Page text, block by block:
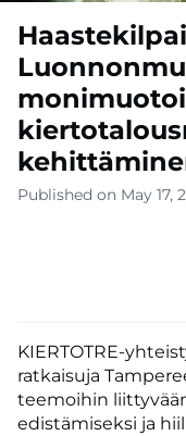
Published on May 17,
KIERTOTRE-
ratkaisuja
teemoihin
edistämiseksi ja